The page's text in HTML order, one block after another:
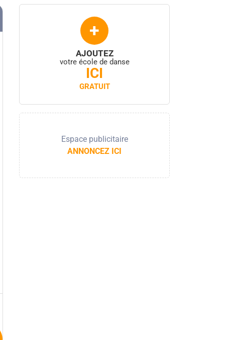
+
AJOUTEZ
votre école de danse
ICI
GRATUIT
Espace publicitaire
ANNONCEZ ICI